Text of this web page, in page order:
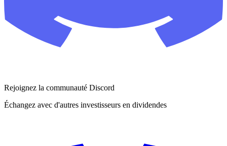
Rejoignez la communauté Discord
Échangez avec d'autres investisseurs en dividendes